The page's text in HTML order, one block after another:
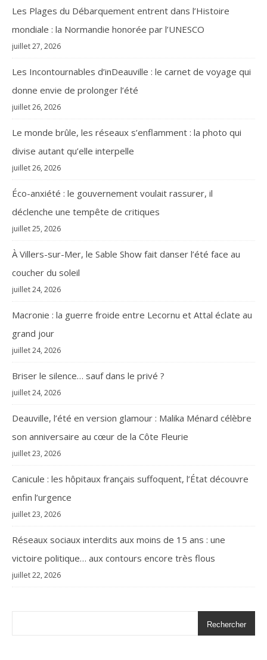
Les Plages du Débarquement entrent dans l’Histoire
mondiale : la Normandie honorée par l’UNESCO
juillet 27, 2026
Les Incontournables d’inDeauville : le carnet de voyage qui
donne envie de prolonger l’été
juillet 26, 2026
Le monde brûle, les réseaux s’enflamment : la photo qui
divise autant qu’elle interpelle
juillet 26, 2026
Éco-anxiété : le gouvernement voulait rassurer, il
déclenche une tempête de critiques
juillet 25, 2026
À Villers-sur-Mer, le Sable Show fait danser l’été face au
coucher du soleil
juillet 24, 2026
Macronie : la guerre froide entre Lecornu et Attal éclate au
grand jour
juillet 24, 2026
Briser le silence… sauf dans le privé ?
juillet 24, 2026
Deauville, l’été en version glamour : Malika Ménard célèbre
son anniversaire au cœur de la Côte Fleurie
juillet 23, 2026
Canicule : les hôpitaux français suffoquent, l’État découvre
enfin l’urgence
juillet 23, 2026
Réseaux sociaux interdits aux moins de 15 ans : une
victoire politique… aux contours encore très flous
juillet 22, 2026
Rechercher